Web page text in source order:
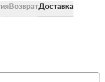
ВозвратДоставка